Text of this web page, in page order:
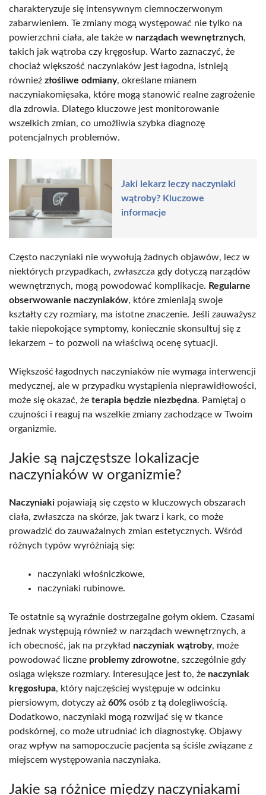
charakteryzuje się intensywnym ciemnoczerwonym
zabarwieniem. Te zmiany mogą występować nie tylko na
powierzchni ciała, ale także w narządach wewnętrznych,
takich jak wątroba czy kręgosłup. Warto zaznaczyć, że
chociaż większość naczyniaków jest łagodna, istnieją
również złośliwe odmiany, określane mianem
naczyniakomięsaka, które mogą stanowić realne zagrożenie
dla zdrowia. Dlatego kluczowe jest monitorowanie
wszelkich zmian, co umożliwia szybka diagnozę
potencjalnych problemów.
Jaki lekarz leczy naczyniaki
wątroby? Kluczowe
informacje
Często naczyniaki nie wywołują żadnych objawów, lecz w
niektórych przypadkach, zwłaszcza gdy dotyczą narządów
wewnętrznych, mogą powodować komplikacje. Regularne
obserwowanie naczyniaków, które zmieniają swoje
kształty czy rozmiary, ma istotne znaczenie. Jeśli zauważysz
takie niepokojące symptomy, koniecznie skonsultuj się z
lekarzem – to pozwoli na właściwą ocenę sytuacji.
Większość łagodnych naczyniaków nie wymaga interwencji
medycznej, ale w przypadku wystąpienia nieprawidłowości,
może się okazać, że terapia będzie niezbędna. Pamiętaj o
czujności i reaguj na wszelkie zmiany zachodzące w Twoim
organizmie.
Jakie są najczęstsze lokalizacje
naczyniaków w organizmie?
Naczyniaki pojawiają się często w kluczowych obszarach
ciała, zwłaszcza na skórze, jak twarz i kark, co może
prowadzić do zauważalnych zmian estetycznych. Wśród
różnych typów wyróżniają się:
naczyniaki włośniczkowe,
naczyniaki rubinowe.
Te ostatnie są wyraźnie dostrzegalne gołym okiem. Czasami
jednak występują również w narządach wewnętrznych, a
ich obecność, jak na przykład naczyniak wątroby, może
powodować liczne problemy zdrowotne, szczególnie gdy
osiąga większe rozmiary. Interesujące jest to, że naczyniak
kręgosłupa, który najczęściej występuje w odcinku
piersiowym, dotyczy aż 60% osób z tą dolegliwością.
Dodatkowo, naczyniaki mogą rozwijać się w tkance
podskórnej, co może utrudniać ich diagnostykę. Objawy
oraz wpływ na samopoczucie pacjenta są ściśle związane z
miejscem występowania naczyniaka.
Jakie są różnice między naczyniakami